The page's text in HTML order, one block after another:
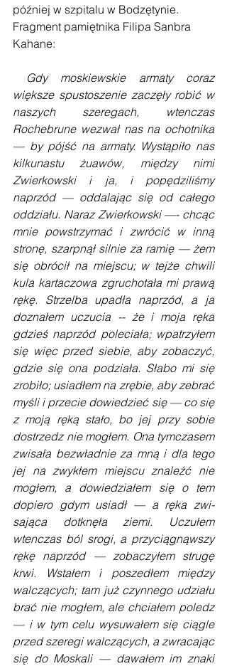
później w szpitalu w Bodzętynie.
Fragment pamiętnika Filipa Sanbra
Kahane:
Gdy moskiewskie armaty coraz
większe spustoszenie za­częły robić w
naszych szeregach, wtenczas
Rochebrune wezwał nas na ochotnika
— by pójść na armaty. Wystąpiło nas
kilkunastu żuawów, między nimi
Zwierkowski i ja, i popędziliśmy
naprzód — oddalając się od całego
oddziału. Naraz Zwierkowski —- chcąc
mnie powstrzymać i zwrócić w inną
stronę, szarpnął silnie za ramię — żem
się obrócił na miejscu; w tejże chwili
kula kartaczowa zgruchotała mi prawą
rękę. Strzelba upadła naprzód, a ja
doznałem uczucia -- że i moja ręka
gdzieś naprzód poleciała; wpatrzyłem
się więc przed siebie, aby zobaczyć,
gdzie się ona podziała. Słabo mi się
zrobiło; usiadłem na zrębie, aby zebrać
myśli i przecie do­wiedzieć się — co się
z moją ręką stało, bo jej przy sobie
dostrzedz nie mogłem. Ona tymczasem
zwisała bezwładnie za mną i dla tego
jej na zwykłem miejscu znaleźć nie
mogłem, a dowiedziałem się o tem
dopiero gdym usiadł — a ręka zwi­
sająca dotknęła ziemi. Uczułem
wtenczas ból srogi, a przycią­gnąwszy
rękę naprzód — zobaczyłem strugę
krwi. Wstałem i po­szedłem między
walczących; tam już czynnego udziału
brać nie mogłem, ale chciałem poledz
— i w tym celu wysuwałem się ciągle
przed szeregi walczących, a zwracając
się do Moskali — dawałem im znaki